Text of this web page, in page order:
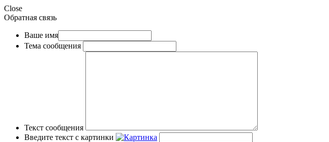
Close
Обратная связь
Ваше имя
Тема сообщения
Текст сообщения
Введите текст с картинки